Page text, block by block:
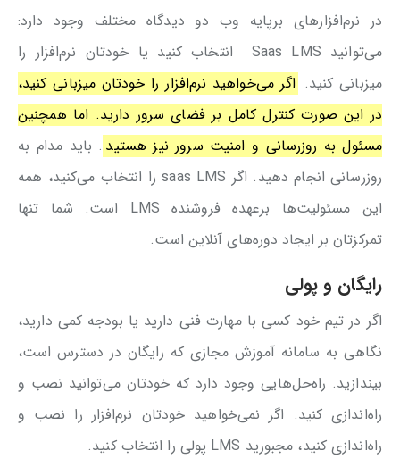
در نرم‌افزارهای برپایه وب دو دیدگاه مختلف وجود دارد:
می‌توانید Saas LMS انتخاب کنید یا خودتان نرم‌افزار را
میزبانی کنید. اگر می‌خواهید نرم‌افزار را خودتان میزبانی کنید،
در این صورت کنترل کامل بر فضای سرور دارید. اما همچنین
مسئول به روزرسانی و امنیت سرور نیز هستید . باید مدام به
روزرسانی انجام دهید. اگر saas LMS را انتخاب می‌کنید، همه
این مسئولیت‌ها برعهده فروشنده LMS است. شما تنها
تمرکزتان بر ایجاد دوره‌های آنلاین است.
رایگان و پولی
اگر در تیم خود کسی با مهارت فنی دارید یا بودجه کمی دارید،
نگاهی به سامانه آموزش مجازی که رایگان در دسترس است،
بیندازید. راه‌حل‌هایی وجود دارد که خودتان می‌توانید نصب و
راه‌اندازی کنید. اگر نمی‌خواهید خودتان نرم‌افزار را نصب و
راه‌اندازی کنید، مجبورید LMS پولی را انتخاب کنید.